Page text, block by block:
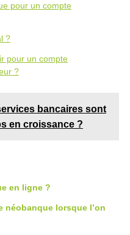
pour un compte
?
pour un compte
?
bancaires sont
en croissance ?
en ligne ?
néobanque lorsque l’on